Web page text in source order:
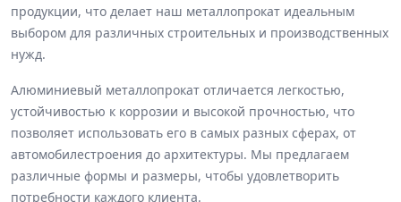
продукции, что делает наш металлопрокат идеальным
выбором для различных строительных и производственных
нужд.
Алюминиевый металлопрокат отличается легкостью,
устойчивостью к коррозии и высокой прочностью, что
позволяет использовать его в самых разных сферах, от
автомобилестроения до архитектуры. Мы предлагаем
различные формы и размеры, чтобы удовлетворить
потребности каждого клиента.